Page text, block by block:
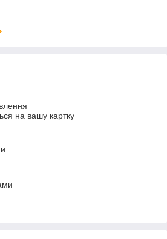
на вашу картку